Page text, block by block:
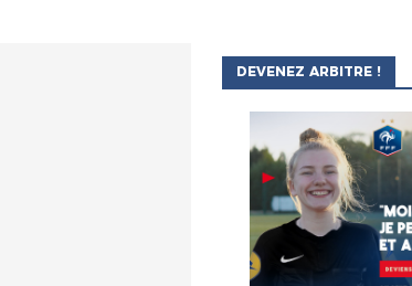
DEVENEZ ARBITRE !